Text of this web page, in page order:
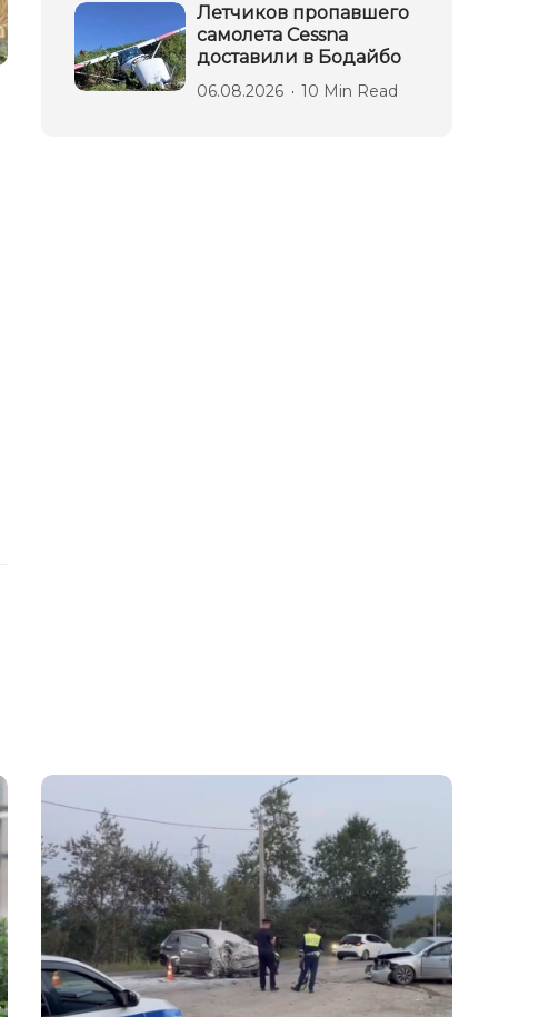
Летчиков пропавшего
самолета Cessna
доставили в Бодайбо
06.08.2026 10 Min Read